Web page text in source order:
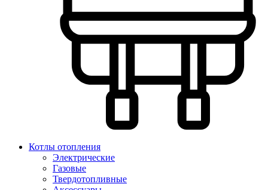
Котлы отопления
Электрические
Газовые
Твердотопливные